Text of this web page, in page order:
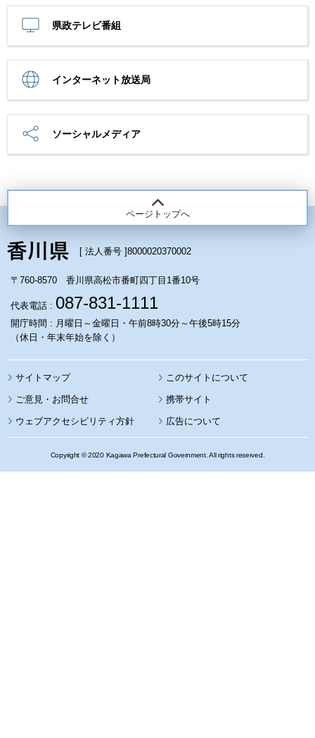
県政テレビ番組
インターネット放送局
ソーシャルメディア
ページトップへ
[ 法人番号 ]8000020370002
〒760-8570 香川県高松市番町四丁目1番10号
代表電話 : 087-831-1111
開庁時間 : 月曜日～金曜日・午前8時30分～午後5時15分
（休日・年末年始を除く）
サイトマップ このサイトについて
携帯サイト
ウェブアクセシビリティ方針 広告について
Copyright © 2020 Kagawa Prefectural Government. All rights reserved.